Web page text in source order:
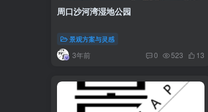
周口沙河湾湿地公园
景观方案与灵感
3年前 0 523 13